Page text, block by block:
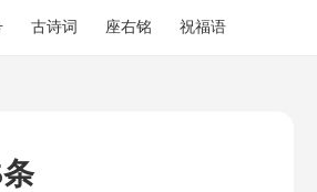
古诗词 座右铭 祝福语